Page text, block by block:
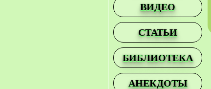
ВИДЕО
СТАТЬИ
БИБЛИОТЕКА
АНЕКДОТЫ